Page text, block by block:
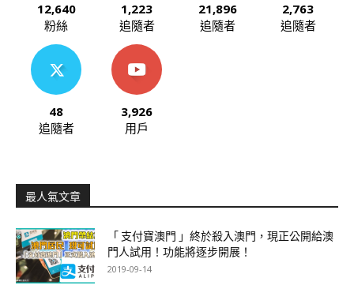
12,640
粉絲
1,223
追隨者
21,896
追隨者
2,763
追隨者
48
追隨者
3,926
用戶
最人氣文章
「 支付寶澳門 」終於殺入澳門，現正公開給澳
門人試用！功能將逐步開展！
2019-09-14